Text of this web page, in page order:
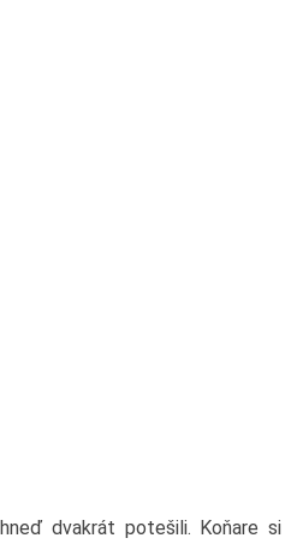
dvakrát potešili. Koňare si